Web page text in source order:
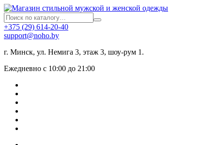
+375 (29) 614-20-40
support@noho.by
г. Минск, ул. Немига 3, этаж 3, шоу-рум 1.
Ежедневно с 10:00 до 21:00